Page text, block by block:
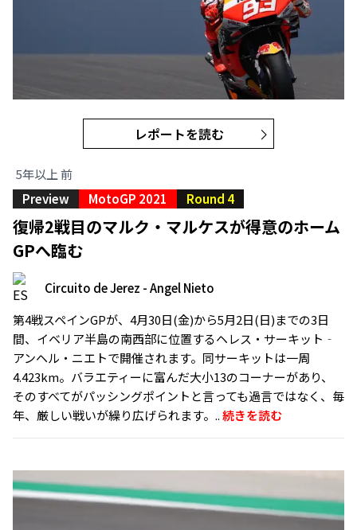
レポートを読む
5年以上 前
Preview
MotoGP 2021 Round 4
復帰2戦目のマルク・マルケスが得意のホーム
GPへ臨む
Circuito de Jerez - Angel Nieto
第4戦スペインGPが、4月30日(金)から5月2日(日)までの3日
間、イベリア半島の南西部に位置するヘレス・サーキット‐
アンヘル・ニエトで開催されます。同サーキットは一周
4.423km。バラエティーに富んだ大小13のコーナーがあり、
そのすべてがパッシングポイントと言っても過言ではなく、毎
年、厳しい戦いが繰り広げられます。..続きを読む